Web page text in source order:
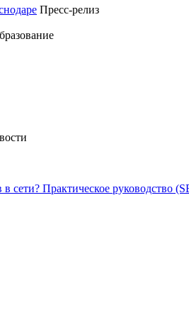
Пресс-релиз
сети? Практическое руководство